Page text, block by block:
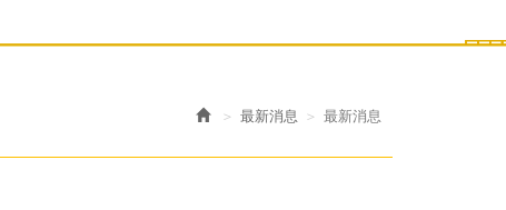
最新消息 最新消息